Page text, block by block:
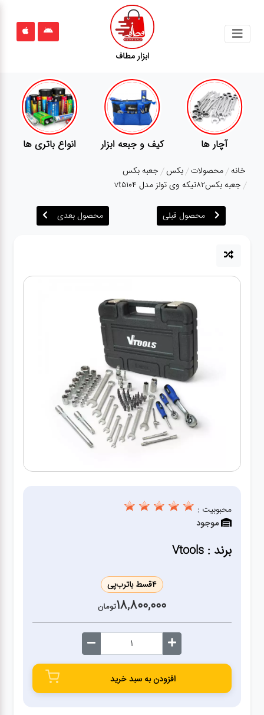
ابزار مطاف
محصولات
قوانین
سایت
درباره
کارواش
ژنراتور
بادی
مکانیکی
تجهیزات کمپ
خانه محصولات بکس جعبه بکس
جعبه بکس82تیکه وی تولز مدل vt5104
محصول قبلی محصول بعدی
محبوبیت :
موجود
برند : Vtools
4قسط باترب‌پی
18,800,000تومان
افزودن به سبد خرید